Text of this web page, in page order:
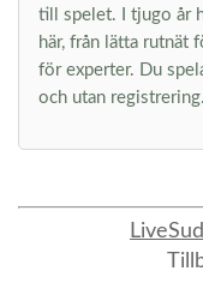
till spelet. I tjugo år
här, från lätta rutnät
för experter. Du
och utan registrering.